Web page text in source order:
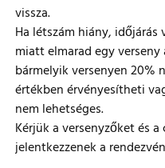
vissza.
Ha létszám hiány,
miatt elmarad egy
bármelyik versenyen 20%
értékben érvényesítheti
nem lehetséges.
Kérjük a versenyzőket és
jelentkezzenek a